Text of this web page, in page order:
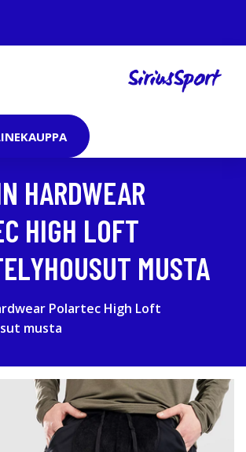
HARDWEAR
HIGH LOFT
MUSTA
Polartec High Loft
musta